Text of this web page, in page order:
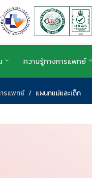
ความรู้ทางการแพทย์
รแพทย์ แผนกแม่และเด็ก